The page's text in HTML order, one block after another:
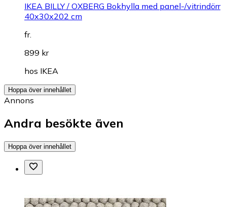
IKEA BILLY / OXBERG Bokhylla med panel-/vitrindörr
40x30x202 cm
fr.
899 kr
hos IKEA
Hoppa över innehållet
Annons
Andra besökte även
Hoppa över innehållet